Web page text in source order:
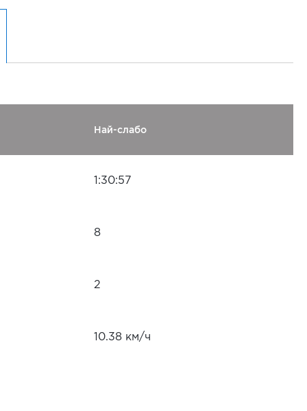
Най-слабо
1:30:57
8
2
10.38 км/ч